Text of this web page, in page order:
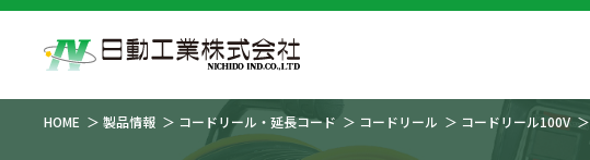
HOME 製品情報 コードリール・延長コード コードリール コードリール100V